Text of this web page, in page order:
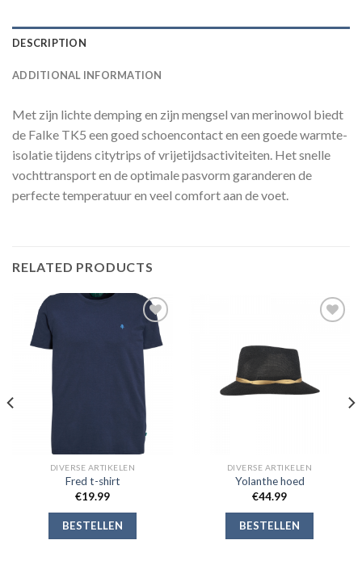
DESCRIPTION
ADDITIONAL INFORMATION
Met zijn lichte demping en zijn mengsel van merinowol biedt
de Falke TK5 een goed schoencontact en een goede warmte-
isolatie tijdens citytrips of vrijetijdsactiviteiten. Het snelle
vochttransport en de optimale pasvorm garanderen de
perfecte temperatuur en veel comfort aan de voet.
RELATED PRODUCTS
Toevoegen
verlanglijst
DIVERSE ARTIKELEN
Fred t-shirt
€19.99
BESTELLEN
verlanglijst
DIVERSE ARTIKELEN
Yolanthe hoed
€44.99
BESTELLEN